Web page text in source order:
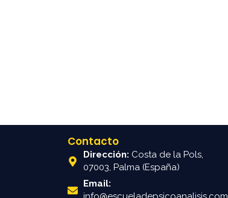
Contacto
Dirección: Costa de la Pols,
07003, Palma (España)
Email: